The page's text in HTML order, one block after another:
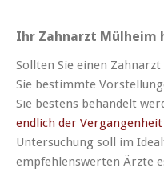
Ihr Zahnarzt
Sollten Sie einen
Sie bestimmte
Sie bestens behandelt
endlich der
Untersuchung soll im
empfehlenswerten Ärzte